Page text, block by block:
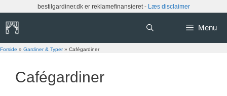
indhold
bestilgardiner.dk er reklamefinansieret - Læs disclaimer
Menu
Forside » Gardiner & Typer» Cafégardiner
Cafégardiner